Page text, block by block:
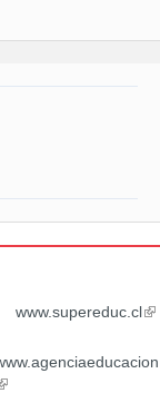
www.supereduc.cl